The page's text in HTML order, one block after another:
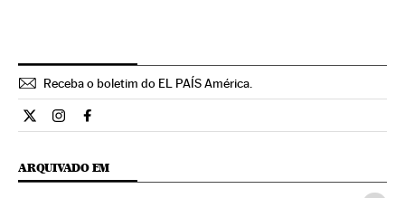
Receba o boletim do EL PAÍS América.
Economia El País Brasil en Twitter
Economia El País Brasil en Instagram
Economia El País Brasil en Facebook
ARQUIVADO EM